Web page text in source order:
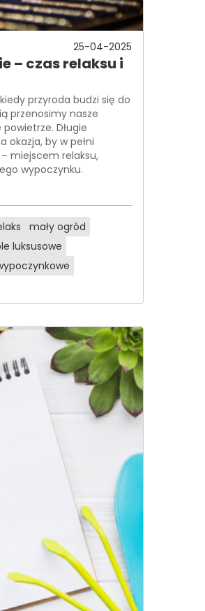
25-04-2025
– czas relaksu i
przyroda budzi się do
przenosimy nasze
Długie
okazja, by w pełni
miejscem relaksu,
wypoczynku.
mały ogród
luksusowe